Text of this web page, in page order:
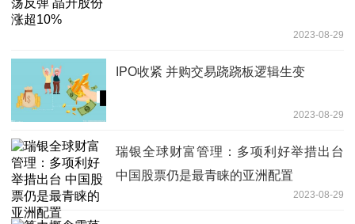
2023-08-29
IPO收紧 并购交易跷跷板逻辑生变
2023-08-29
瑞银全球财富管理：多项利好举措出台
中国股票仍是最青睐的亚洲配置
2023-08-29